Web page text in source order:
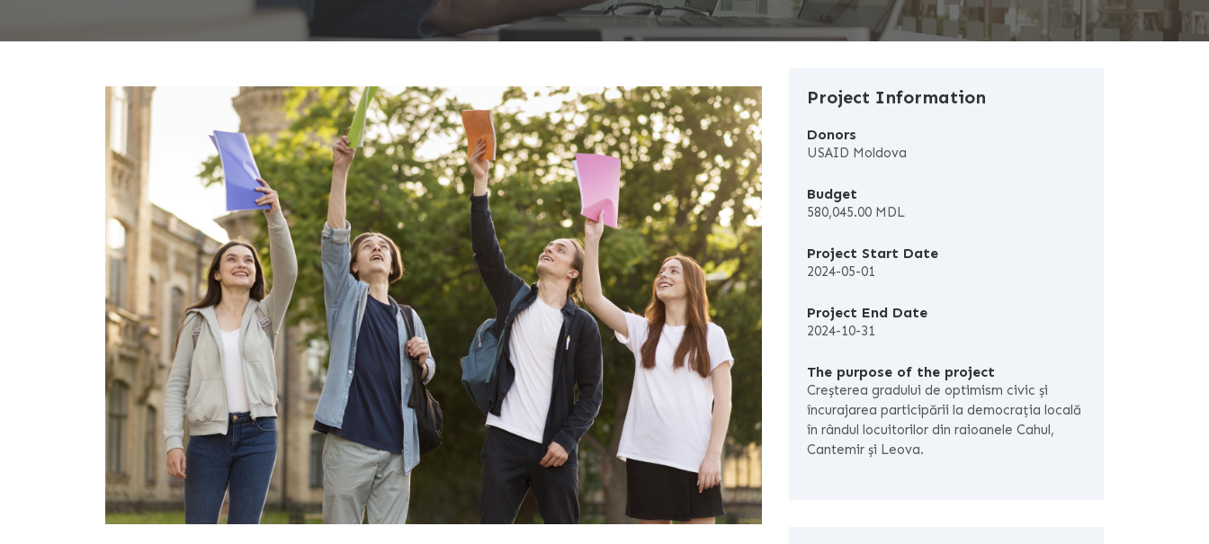
Project Information
Donors
USAID Moldova
Budget
580,045.00 MDL
Project Start Date
2024-05-01
Project End Date
2024-10-31
The purpose of the project
Creșterea gradului de optimism civic și
încurajarea participării la democrația locală
în rândul locuitorilor din raioanele Cahul,
Cantemir și Leova.